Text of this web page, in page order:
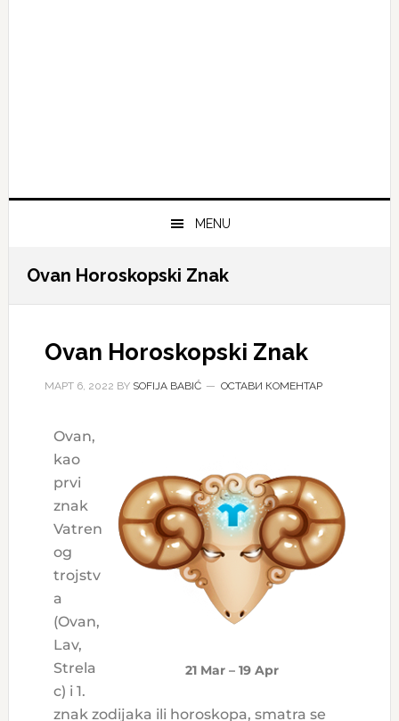
MENU
Ovan Horoskopski Znak
Ovan Horoskopski Znak
МАРТ 6, 2022 BY SOFIJA BABIĆ ОСТАВИ КОМЕНТАР
21 Mar – 19 Apr
Ovan,
kao
prvi
znak
Vatren
og
trojstv
a
(Ovan,
Lav,
Strela
c) i 1.
znak zodijaka ili horoskopa, smatra se